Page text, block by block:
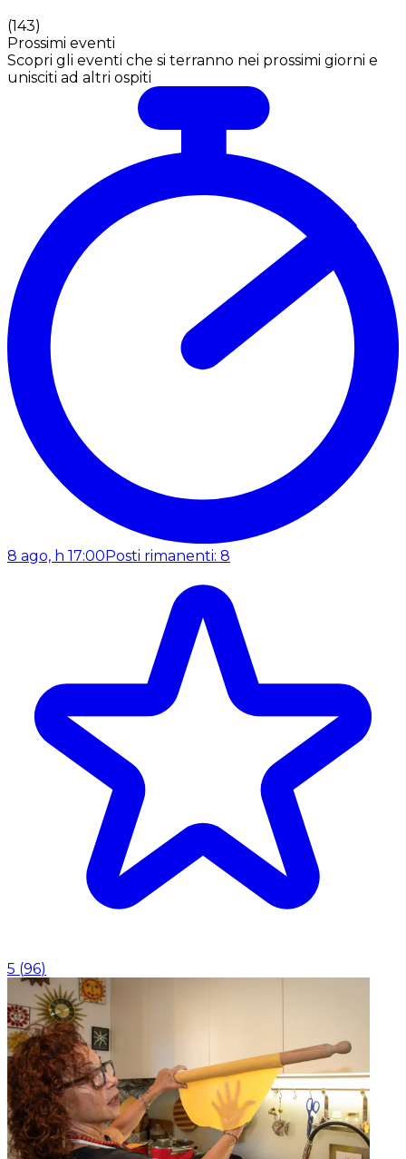
(143)
Prossimi eventi
Scopri gli eventi che si terranno nei prossimi giorni e
unisciti ad altri ospiti
8 ago, h 17:00 Posti rimanenti: 8
5 (96)